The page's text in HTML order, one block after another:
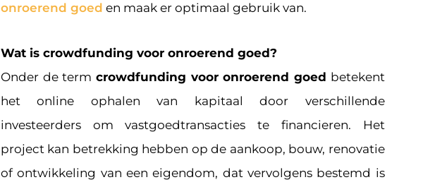
onroerend goed en maak er optimaal gebruik van.
Wat is crowdfunding voor onroerend goed?
Onder de term crowdfunding voor onroerend goed betekent
het online ophalen van kapitaal door verschillende
investeerders om vastgoedtransacties te financieren. Het
project kan betrekking hebben op de aankoop, bouw, renovatie
of ontwikkeling van een eigendom, dat vervolgens bestemd is